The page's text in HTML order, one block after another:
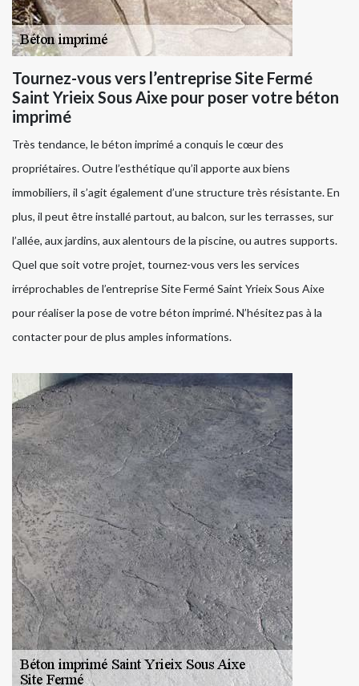
Tournez-vous vers l’entreprise Site Fermé
Saint Yrieix Sous Aixe pour poser votre béton
imprimé
Très tendance, le béton imprimé a conquis le cœur des
propriétaires. Outre l’esthétique qu’il apporte aux biens
immobiliers, il s’agit également d’une structure très résistante. En
plus, il peut être installé partout, au balcon, sur les terrasses, sur
l’allée, aux jardins, aux alentours de la piscine, ou autres supports.
Quel que soit votre projet, tournez-vous vers les services
irréprochables de l’entreprise Site Fermé Saint Yrieix Sous Aixe
pour réaliser la pose de votre béton imprimé. N’hésitez pas à la
contacter pour de plus amples informations.